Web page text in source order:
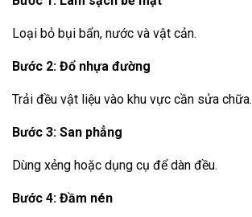
Loại bỏ bụi bẩn, nước và vật cản.
Bước 2: Đổ nhựa đường
Trải đều vật liệu vào khu vực cần sửa chữa.
Bước 3: San phẳng
Dùng xẻng hoặc dụng cụ để dàn đều.
Bước 4: Đầm nén